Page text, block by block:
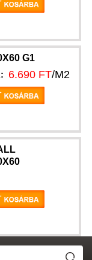
G1
6.690 FT/M2